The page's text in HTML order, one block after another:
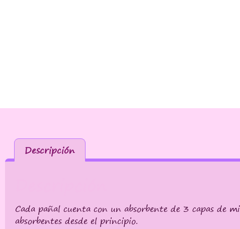
Descripción
Cada pañal cuenta con un absorbente de 3 capas de
absorbentes desde el principio.